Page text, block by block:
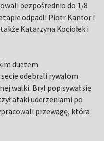
bezpośrednio do 1/8
odpadli Piotr Kantor i
Katarzyna Kociołek i
duetem
odebrali rywalom
walki. Bryl popisywał się
ataki uderzeniami po
przewagę, która